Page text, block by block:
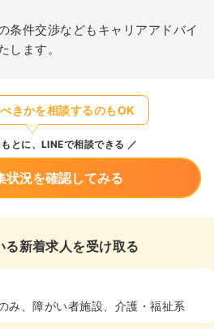
条件交渉などもキャリアアドバイ
します。
きかを相談するのもOK
とに、LINEで相談できる
状況を確認してみる
る新着求人を受け取る
み、障がい者施設、介護・福祉系